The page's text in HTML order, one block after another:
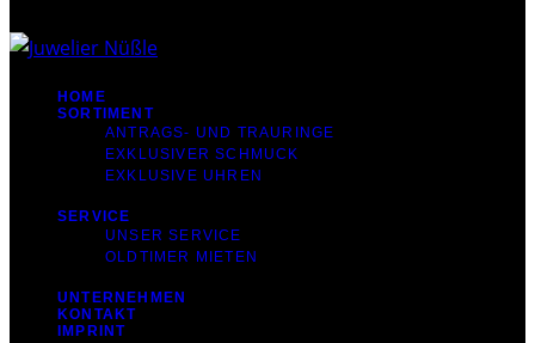
HOME
SORTIMENT
ANTRAGS- UND TRAURINGE
EXKLUSIVER SCHMUCK
EXKLUSIVE UHREN
SERVICE
UNSER SERVICE
OLDTIMER MIETEN
UNTERNEHMEN
KONTAKT
IMPRINT